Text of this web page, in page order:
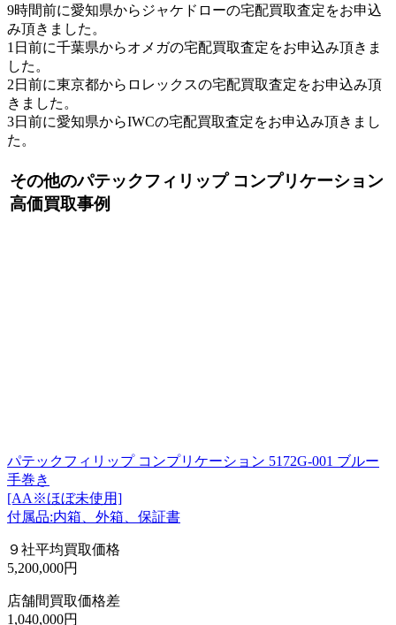
9時間前に愛知県からジャケドローの宅配買取査定をお申込
み頂きました。
1日前に千葉県からオメガの宅配買取査定をお申込み頂きま
した。
2日前に東京都からロレックスの宅配買取査定をお申込み頂
きました。
3日前に愛知県からIWCの宅配買取査定をお申込み頂きまし
た。
その他のパテックフィリップ コンプリケーション
高価買取事例
パテックフィリップ コンプリケーション 5172G-001 ブルー
手巻き
[AA※ほぼ未使用]
付属品:内箱、外箱、保証書
９社平均買取価格
5,200,000円
店舗間買取価格差
1,040,000円